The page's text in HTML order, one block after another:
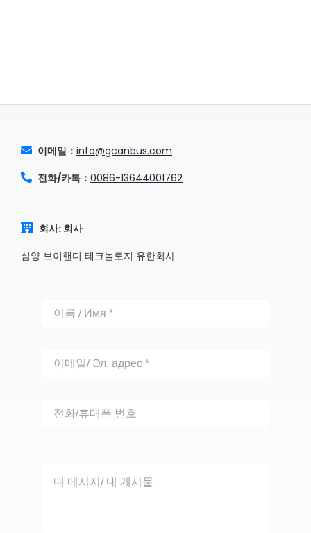
이메일： info@gcanbus.com
전화/카톡： 0086-13644001762
회사: 회사
심양 브이핸디 테크놀로지 유한회사